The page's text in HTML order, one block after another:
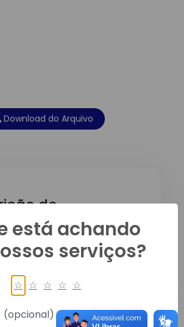
Download do Arquivo
do
de Cardápios 2026
está achando
serviços?
☆ ☆ ☆ ☆ ☆
(opcional)